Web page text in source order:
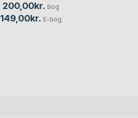
200,00kr. Bog
149,00kr. E-bog